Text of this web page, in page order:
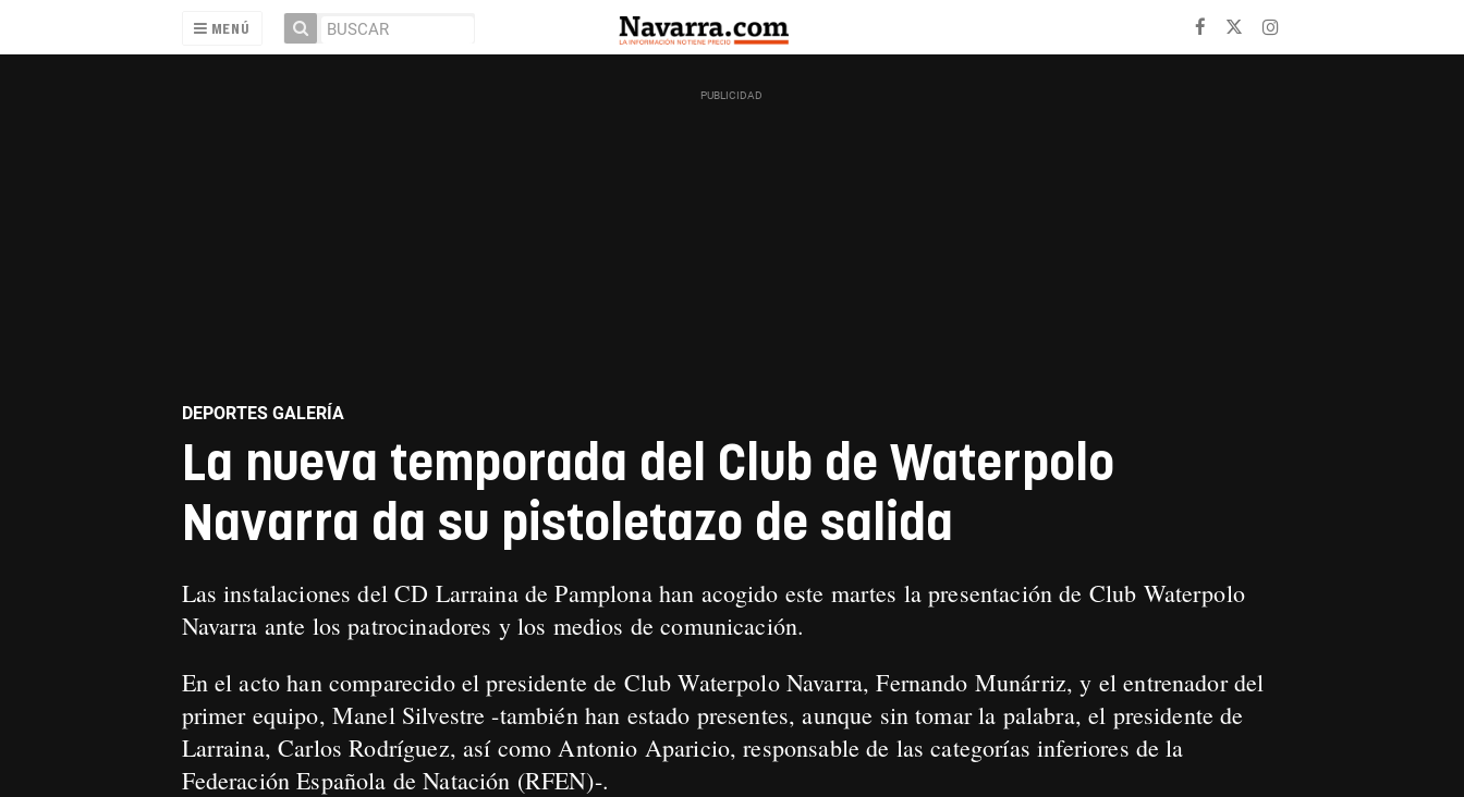
MENÚ
DEPORTES GALERÍA
La nueva temporada del Club de Waterpolo
Navarra da su pistoletazo de salida
Las instalaciones del CD Larraina de Pamplona han acogido este martes la presentación de Club Waterpolo
Navarra ante los patrocinadores y los medios de comunicación.
En el acto han comparecido el presidente de Club Waterpolo Navarra, Fernando Munárriz, y el entrenador del
primer equipo, Manel Silvestre -también han estado presentes, aunque sin tomar la palabra, el presidente de
Larraina, Carlos Rodríguez, así como Antonio Aparicio, responsable de las categorías inferiores de la
Federación Española de Natación (RFEN)-.